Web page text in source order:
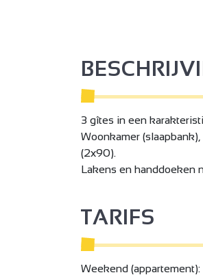
3 gîtes in een
Woonkamer
(2x90).
Lakens en handdoeken
TARIFS
Weekend